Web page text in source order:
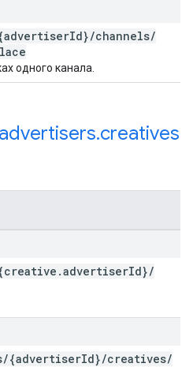
Id}/channels/
одного канала.
advertisers.creatives
.advertiserId}/
/{advertiserId}/creatives/